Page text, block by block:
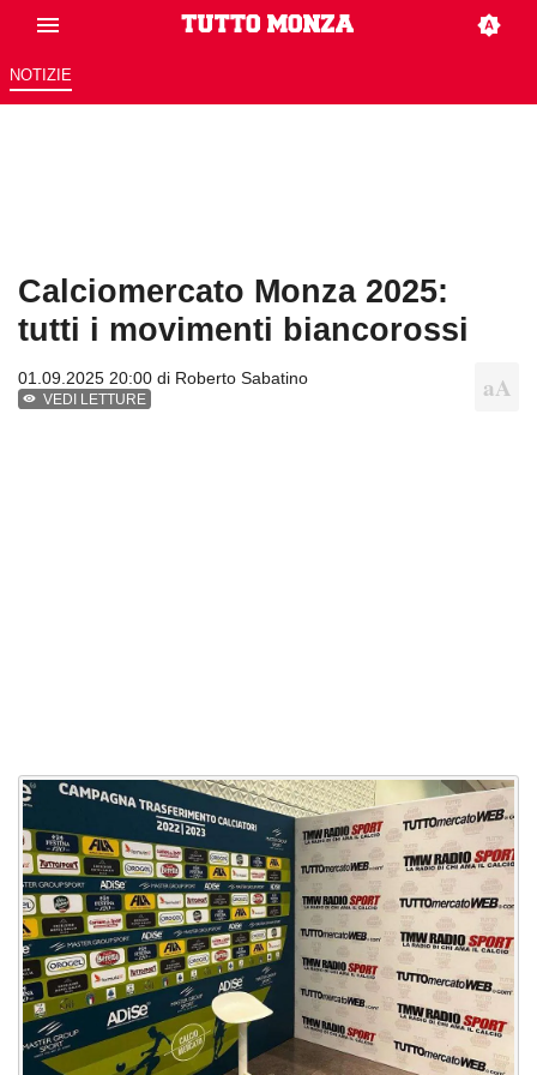
NOTIZIE
Calciomercato Monza 2025:
tutti i movimenti biancorossi
01.09.2025 20:00 di Roberto Sabatino
VEDI LETTURE